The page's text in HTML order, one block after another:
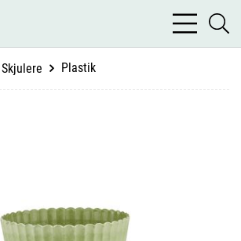
bars
light
Skjulere Plastik